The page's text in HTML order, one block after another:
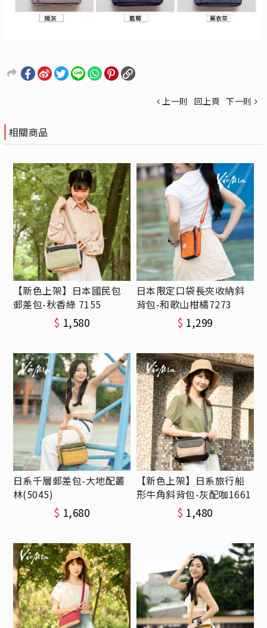
上一則 回上頁 下一則
相關商品
【新色上架】日本國民包
郵差包-秋香綠 7155
$ 1,580
日本限定口袋長夾收納斜
背包-和歌山柑橘7273
$ 1,299
日系千層郵差包-大地配叢
林(5045)
$ 1,680
【新色上架】日系旅行船
形牛角斜背包-灰配咖1661
$ 1,480